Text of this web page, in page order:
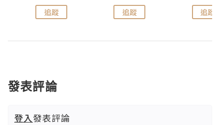
追蹤 追蹤 追蹤
發表評論
登入發表評論